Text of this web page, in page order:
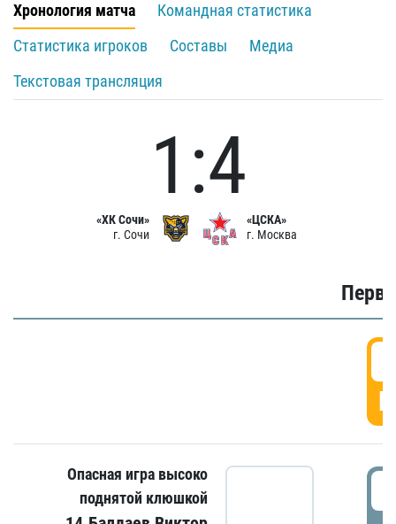
Хронология матча
Командная статистика
Статистика игроков
Составы
Медиа
Текстовая трансляция
«ХК Сочи»
г. Сочи
1:4
«ЦСКА»
г. Москва
Опасная игра высоко
поднятой клюшкой